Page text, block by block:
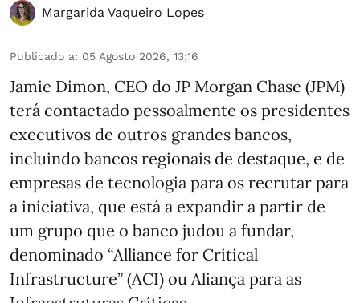
Margarida Vaqueiro Lopes
Publicado a: 05 Agosto 2026, 13:16
Jamie Dimon, CEO do JP Morgan Chase (JPM)
terá contactado pessoalmente os presidentes
executivos de outros grandes bancos,
incluindo bancos regionais de destaque, e de
empresas de tecnologia para os recrutar para
a iniciativa, que está a expandir a partir de
um grupo que o banco judou a fundar,
denominado “Alliance for Critical
Infrastructure” (ACI) ou Aliança para as